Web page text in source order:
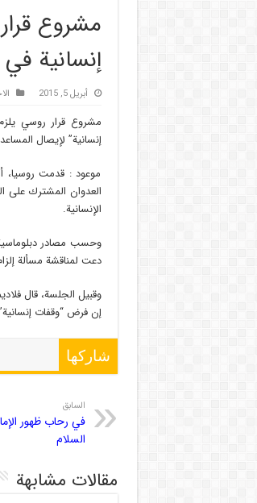
مشروع
إنسانية
أبريل 5, 2015
مشروع قرار روسي
إنسانية” لإيصال
موعود : قدمت روسيا،
العدوان المشترك على
الإنسانية.
وحسب مصادر
دعت لمناقشة مسألة
وقبيل الجلسة، قال
إن فرض “وقفات
شاركها
السابق
في رحاب ظهور
السلام
مقالات مشابهة